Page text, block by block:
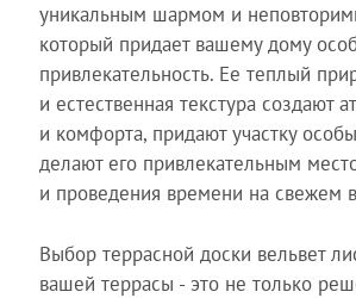
уникальным шармом и
который придает вашему дому
привлекательность. Ее теплый
и естественная текстура создают
и комфорта, придают участку
делают его привлекательным
и проведения времени на свежем
Выбор террасной доски вельвет
вашей террасы - это не только